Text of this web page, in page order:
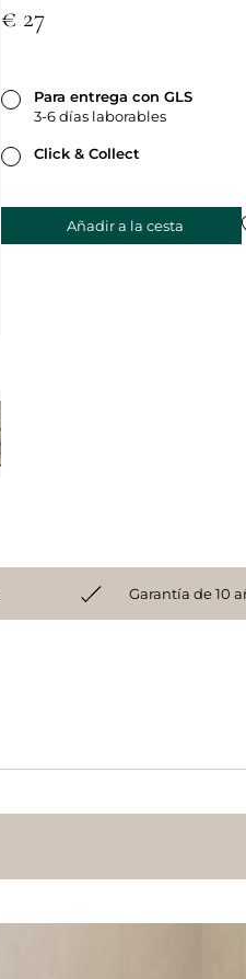
€ 27
Para entrega con GLS
3-6 días laborables
Click & Collect
Añadir a la cesta
Garantía de 10